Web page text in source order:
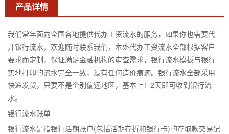
产品详情
我们常年面向全国各地提供代办工资流水的服务，如果你也需要代
开银行流水，欢迎随时联系我们，本处代办工资流水全部根据客户
要求而定制，保证满足金融机构的审查需求，银行流水模板与银行
实地打印的流水完全一致，没有任何造价痕迹。银行流水全部采用
快递发货，只要不是个别偏远地区，基本上1-2天即可收到银行流
水。
银行流水账单
银行流水是指银行活期账户(包括活期存折和银行卡)的存取款交易记